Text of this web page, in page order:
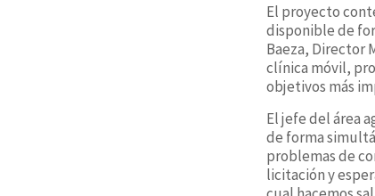
El proyecto
disponible de
Baeza, Director
clínica móvil,
objetivos más
El jefe del área
de forma
problemas de
licitación y